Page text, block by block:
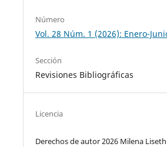
Número
Vol. 28 Núm. 1 (2026): Enero-
Sección
Revisiones Bibliográficas
Licencia
Derechos de autor 2026 Milena Liseth